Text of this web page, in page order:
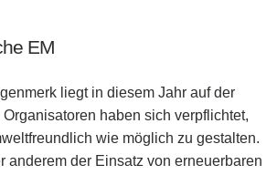
EM
liegt in diesem Jahr auf der
haben sich verpflichtet,
wie möglich zu gestalten.
anderem der Einsatz von erneuerbaren